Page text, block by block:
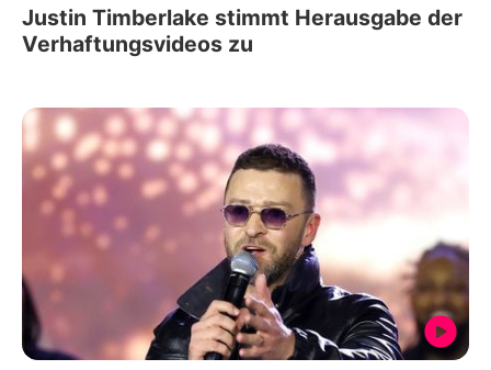
Justin Timberlake stimmt Herausgabe der
Verhaftungsvideos zu